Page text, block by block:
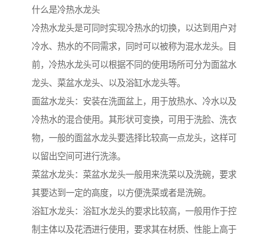
什么是冷热水龙头
冷热水龙头是可同时实现冷热水的切换，以达到用户对
冷水、热水的不同需求，同时可以被称为混水龙头。目
前，冷热水龙头可以根据不同的使用场所可分为面盆水
龙头、菜盆水龙头、以及浴缸水龙头等。
面盆水龙头：安装在洗面盆上，用于放热水、冷水以及
冷热水的混合使用。其形状可变换，可用于洗脸、洗衣
物，一般的面盆水龙头要选择比较高一点龙头，这样可
以留出空间可进行洗涤。
菜盆水龙头：菜盆水龙头一般用来洗菜以及洗碗，要求
其要达到一定的高度，以方便洗菜或者是洗碗。
浴缸水龙头：浴缸水龙头的要求比较高，一般用作于控
制主体以及花洒进行使用，要求其在材质、性能上高于